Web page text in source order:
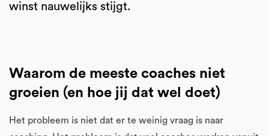
winst nauwelijks stijgt.
Waarom de meeste coaches niet
groeien (en hoe jij dat wel doet)
Het probleem is niet dat er te weinig vraag is naar